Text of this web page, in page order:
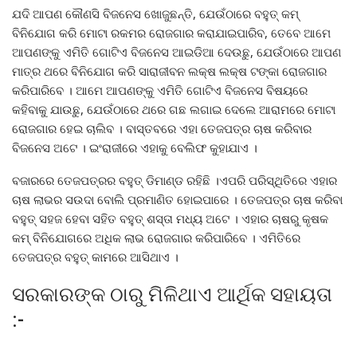
ଯଦି ଆପଣ କୌଣସି ବିଜନେସ ଖୋଜୁଛନ୍ତି, ଯେଉଁଠାରେ ବହୁତ୍ କମ୍
ବିନିଯୋଗ କରି ମୋଟା ରକମର ରୋଜଗାର କରାଯାଇପାରିବ, ତେବେ ଆମେ
ଆପଣଙ୍କୁ ଏମିତି ଗୋଟିଏ ବିଜନେସ ଆଇଡିଆ ଦେଉଛୁ, ଯେଉଁଠାରେ ଆପଣ
ମାତ୍ର ଥରେ ବିନିଯୋଗ କରି ସାରାଜୀବନ ଲକ୍ଷ ଲକ୍ଷ ଟଙ୍କା ରୋଜଗାର
କରିପାରିବେ । ଆମେ ଆପଣଙ୍କୁ ଏମିତି ଗୋଟିଏ ବିଜନେସ ବିଷୟରେ
କହିବାକୁ ଯାଉଛୁ, ଯେଉଁଠାରେ ଥରେ ଗଛ ଲଗାଇ ଦେଲେ ଆରାମରେ ମୋଟା
ରୋଜଗାର ହେଇ ଚାଲିବ । ବାସ୍ତବରେ ଏହା ତେଜପତ୍ର ଚାଷ କରିବାର
ବିଜନେସ ଅଟେ । ଇଂରାଜୀରେ ଏହାକୁ ବେଲିଫ କୁହାଯାଏ ।
ବଜାରରେ ତେଜପତ୍ରର ବହୁତ୍ ଡିମାଣ୍ଡ ରହିଛି ।ଏପରି ପରିସ୍ଥିତିରେ ଏହାର
ଚାଷ ଲାଭର ସଉଦା ବୋଲି ପ୍ରମାଣିତ ହୋଇପାରେ । ତେଜପତ୍ର ଚାଷ କରିବା
ବହୁତ୍ ସହଜ ହେବା ସହିତ ବହୁତ୍ ଶସ୍ତା ମଧ୍ୟ ଅଟେ । ଏହାର ଚାଷରୁ କୃଷକ
କମ୍ ବିନିଯୋଗରେ ଅଧିକ ଲାଭ ରୋଜଗାର କରିପାରିବେ । ଏମିତିରେ
ତେଜପତ୍ର ବହୁତ୍ କାମରେ ଆସିଥାଏ ।
ସରକାରଙ୍କ ଠାରୁ ମିଳିଥାଏ ଆର୍ଥିକ ସହାୟତା
:-